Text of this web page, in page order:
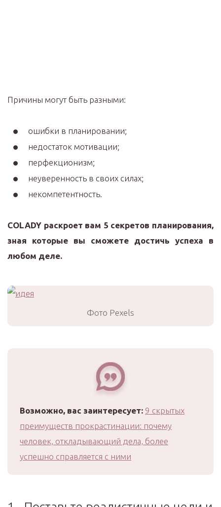
Причины могут быть разными:
ошибки в планировании;
недостаток мотивации;
перфекционизм;
неуверенность в своих силах;
некомпетентность.
COLADY раскроет вам 5 секретов планирования,
зная которые вы сможете достичь успеха в
любом деле.
Фото Pexels
Возможно, вас заинтересует: 9 скрытых
преимуществ прокрастинации: почему
человек, откладывающий дела, более
успешно справляется с ними